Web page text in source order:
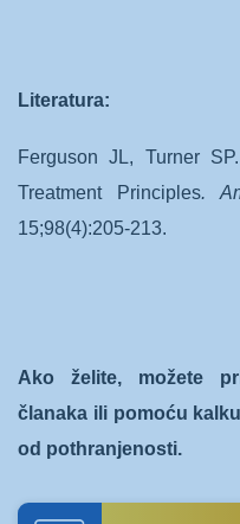
Literatura:
Ferguson JL, Turner
Treatment Principles.
15;98(4):205-213.
Ako želite, možete
članaka ili pomoću
od pothranjenosti.